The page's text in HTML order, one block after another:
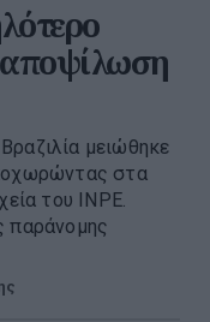
αποψίλωση
μειώθηκε
στα
του INPE.
παράνομης